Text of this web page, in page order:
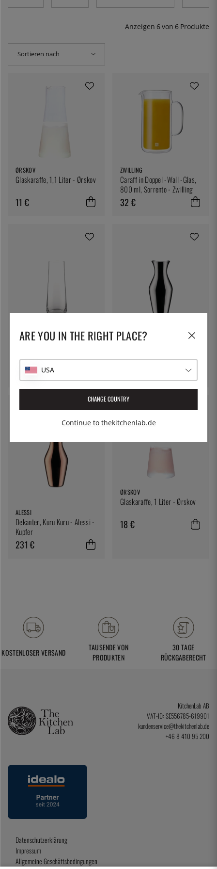
Anzeigen 6von 6 Produkte
Sortieren nach
ØRSKOV
Glaskaraffe, 1,1 Liter - Ørskov
11 €
ZWILLING
Caraff in Doppel -Wall -Glas,
800 ml, Sorrento - Zwilling
32 €
ALESSI
Alessi
45 €
ALESSI
Rostfreier Stahl
ALESSI
Dekanter, Kuru Kuru - Alessi -
Kupfer
231 €
ØRSKOV
Glaskaraffe, 1 Liter - Ørskov
18 €
KOSTENLOSER VERSAND
TAUSENDE VON
PRODUKTEN
30 TAGE
RÜCKGABERECHT
KitchenLab AB
VAT-ID: SE556785-619901
kundenservice@thekitchenlab.de
+46 8 410 95 200
Datenschutzerklärung
Impressum
Allgemeine Geschäftsbedingungen
ARE YOU IN THE RIGHT PLACE?
USA
CHANGE COUNTRY
Continue to thekitchenlab.de